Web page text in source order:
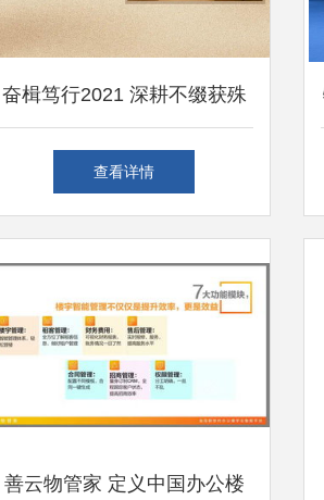
奋楫笃行2021 深耕不缀获殊
荣，载誉前行启新程———物
查看详情
善云物管家 定义中国办公楼